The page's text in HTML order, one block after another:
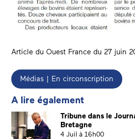
Article du Ouest France du 27 juin
Médias | En circonscription
A lire également
Tribune dans le
Bretagne
4 Juil à 16h00